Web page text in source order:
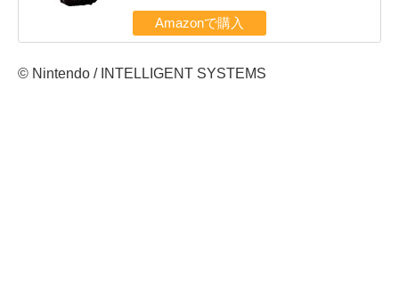
Amazonで購入
© Nintendo / INTELLIGENT SYSTEMS